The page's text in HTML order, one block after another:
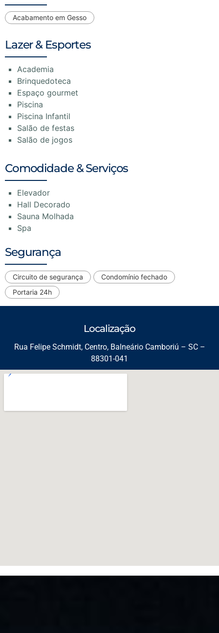
Acabamento em Gesso
Lazer & Esportes
Academia
Brinquedoteca
Espaço gourmet
Piscina
Piscina Infantil
Salão de festas
Salão de jogos
Comodidade & Serviços
Elevador
Hall Decorado
Sauna Molhada
Spa
Segurança
Circuito de segurança
Condomínio fechado
Portaria 24h
Localização
Rua Felipe Schmidt, Centro, Balneário Camboriú – SC –
88301-041